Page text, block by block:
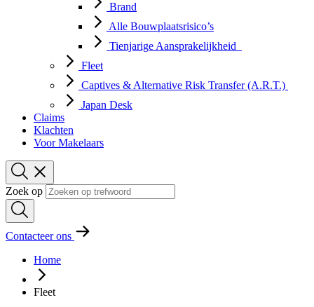
Brand
Alle Bouwplaatsrisico’s
Tienjarige Aansprakelijkheid
Fleet
Captives & Alternative Risk Transfer (A.R.T.)
Japan Desk
Claims
Klachten
Voor Makelaars
Zoek op
Contacteer ons
Home
Fleet